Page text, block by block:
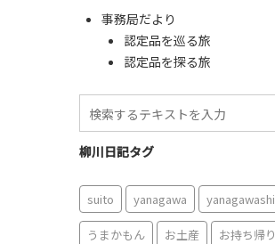
事務局だより
認定品を巡る旅
認定品を探る旅
柳川日記タグ
suito yanagawa yanagawashi
うまかもん お土産 お持ち帰り